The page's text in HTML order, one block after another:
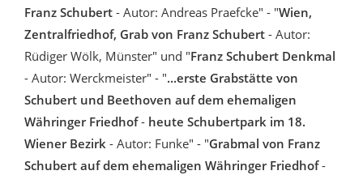
Franz Schubert - Autor: Andreas Praefcke" - "Wien,
Zentralfriedhof, Grab von Franz Schubert - Autor:
Rüdiger Wölk, Münster" und "Franz Schubert Denkmal
- Autor: Werckmeister" - "...erste Grabstätte von
Schubert und Beethoven auf dem ehemaligen
Währinger Friedhof- heute Schubertpark im 18.
Wiener Bezirk - Autor: Funke" - "Grabmal von Franz
Schubert auf dem ehemaligen Währinger Friedhof-